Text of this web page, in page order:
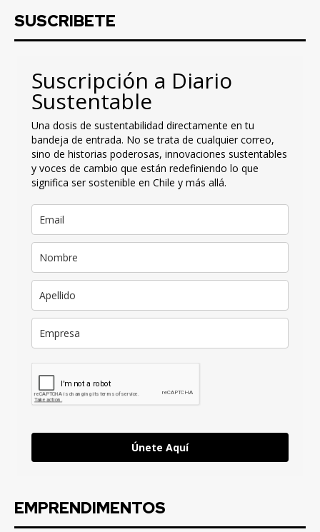
SUSCRIBETE
Suscripción a Diario
Sustentable
Una dosis de sustentabilidad directamente en tu
bandeja de entrada. No se trata de cualquier correo,
sino de historias poderosas, innovaciones sustentables
y voces de cambio que están redefiniendo lo que
significa ser sostenible en Chile y más allá.
Únete Aquí
EMPRENDIMENTOS